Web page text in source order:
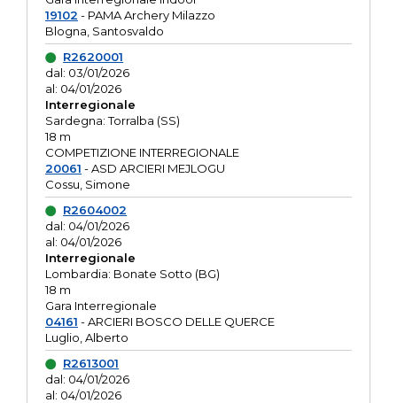
19102 - PAMA Archery Milazzo
Blogna, Santosvaldo
R2620001
dal: 03/01/2026
al: 04/01/2026
Interregionale
Sardegna: Torralba (SS)
18 m
COMPETIZIONE INTERREGIONALE
20061 - ASD ARCIERI MEJLOGU
Cossu, Simone
R2604002
dal: 04/01/2026
al: 04/01/2026
Interregionale
Lombardia: Bonate Sotto (BG)
18 m
Gara Interregionale
04161 - ARCIERI BOSCO DELLE QUERCE
Luglio, Alberto
R2613001
dal: 04/01/2026
al: 04/01/2026